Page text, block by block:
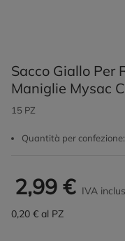
Sacco Giallo Per
Maniglie Mysac
15 PZ
Quantità per
2,99 € IVA
0,20 € al PZ